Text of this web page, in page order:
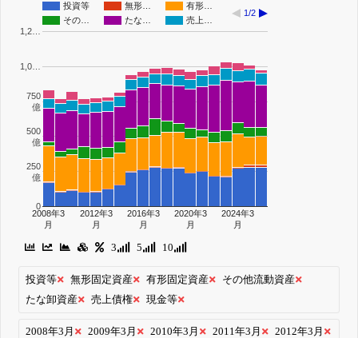
投資等 無形…
有形…
その…
たな… 売上…
1/2
2008年3
月
2012年3
月
2016年3
月
2020年3
月
2024年3
月
0
250
億
500
億
750
億
1,0…
1,2…
3 5 10
投資等 無形固定資産 有形固定資産
その他流動資産
たな卸資産
売上債権 現金等
2008年3月 2009年3月 2010年3月 2011年3月 2012年3月